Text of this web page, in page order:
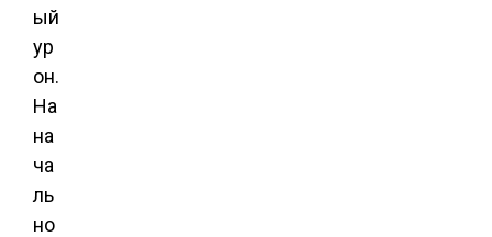
ый
ур
он.
На
на
ча
ль
но